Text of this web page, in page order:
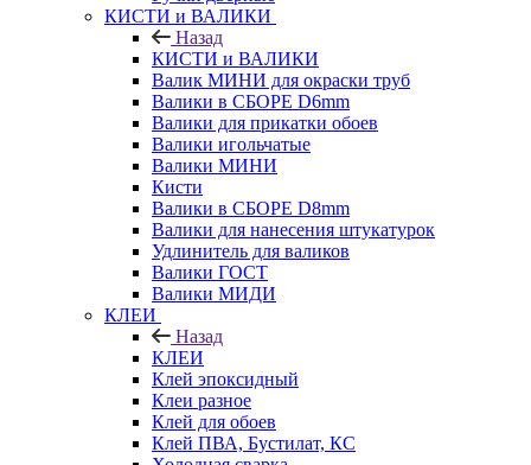
КИСТИ и ВАЛИКИ
Назад
КИСТИ и ВАЛИКИ
Валик МИНИ для окраски труб
Валики в СБОРЕ D6mm
Валики для прикатки обоев
Валики игольчатые
Валики МИНИ
Кисти
Валики в СБОРЕ D8mm
Валики для нанесения штукатурок
Удлинитель для валиков
Валики ГОСТ
Валики МИДИ
КЛЕИ
Назад
КЛЕИ
Клей эпоксидный
Клеи разное
Клей для обоев
Клей ПВА, Бустилат, КС